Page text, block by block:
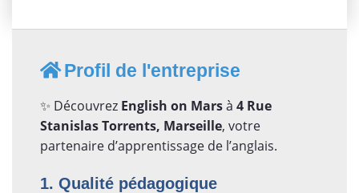
Profil de l'entreprise
✨ Découvrez English on Marsà 4 Rue
Stanislas Torrents, Marseille, votre
partenaire d’apprentissage de l’anglais.
1. Qualité pédagogique